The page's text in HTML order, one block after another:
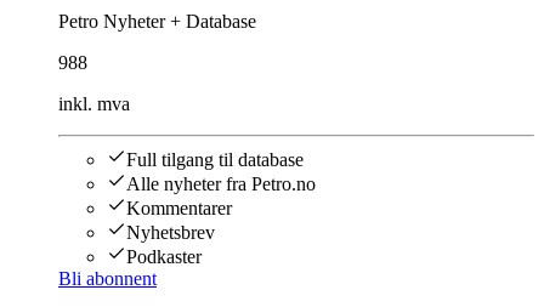
Petro Nyheter + Database
988
inkl. mva
Full tilgang til database
Alle nyheter fra Petro.no
Kommentarer
Nyhetsbrev
Podkaster
Bli abonnent